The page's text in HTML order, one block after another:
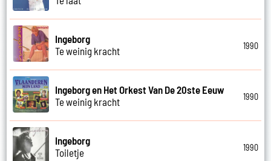
Ingeborg
Te weinig kracht
1990
Ingeborg en Het Orkest Van De 20ste Eeuw
Te weinig kracht
1990
Ingeborg
Toiletje
1990